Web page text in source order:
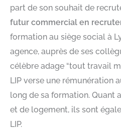
part de son souhait de
futur commercial en
formation au siège social à
agence, auprès de ses
célèbre adage “tout travail
LIP verse une rémunération
long de sa formation. Quant
et de logement, ils sont
LIP.